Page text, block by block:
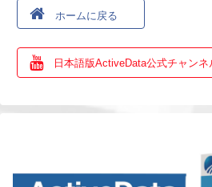
ホームに戻る
日本語版ActiveData公式チャンネ
プ